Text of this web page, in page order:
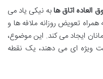
العاده اتاق هابه نیکی یاد می
تعویض روزانه ملافه ها و
ایجاد می کند. این موضوع،
ویژه ای می دهند، یک نقطه